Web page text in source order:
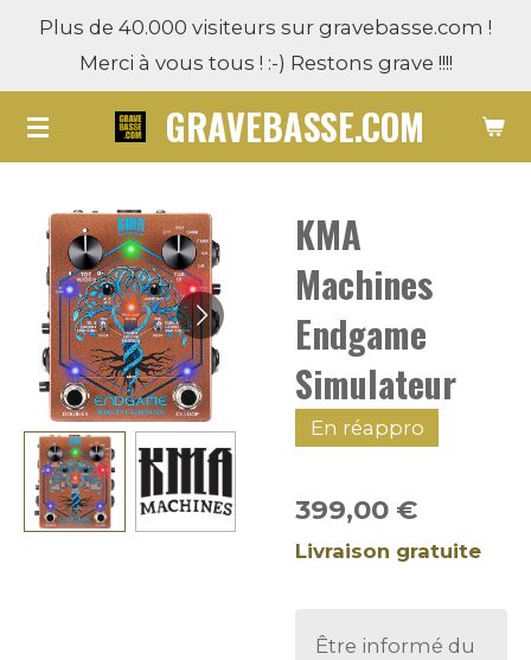
Passer
contenu
principal
GRAVEBASSE.COM
Plus de 40.000 visiteurs sur gravebasse.com !
Merci à vous tous ! :-) Restons grave !!!!
KMA
Machines
Endgame
Simulateur
En réappro
399,00 €
Livraison gratuite
Être informé du